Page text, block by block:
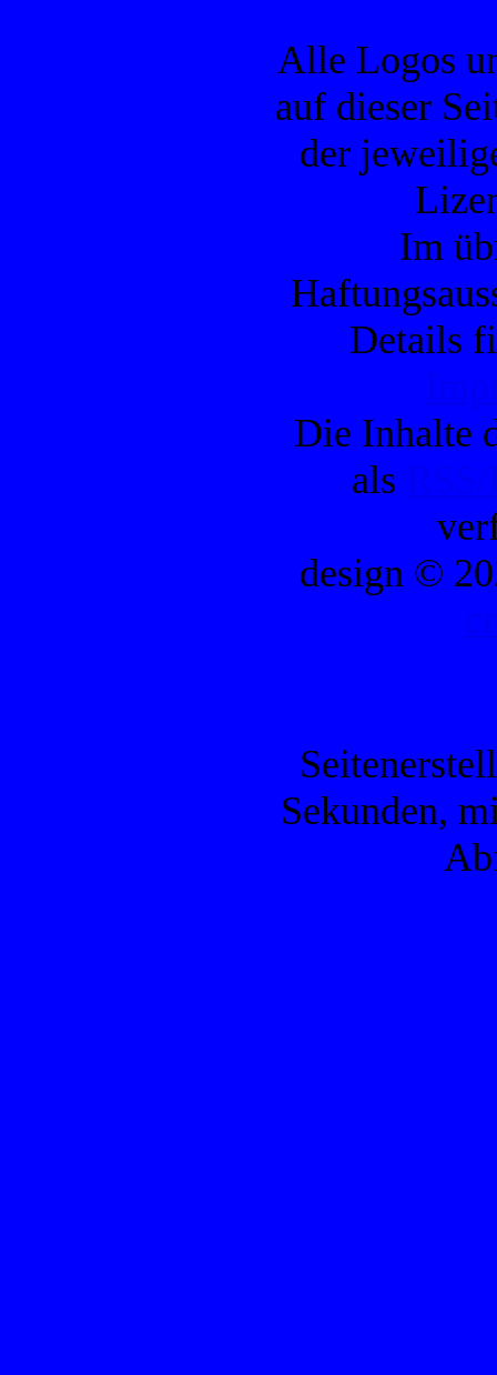
Alle Logos
auf dieser
der
Im
Details
Die Inhalte
als
design ©
Sekunden,